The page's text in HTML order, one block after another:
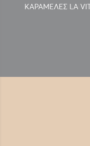
ΚΑΡΑΜΕΛΕΣ LA